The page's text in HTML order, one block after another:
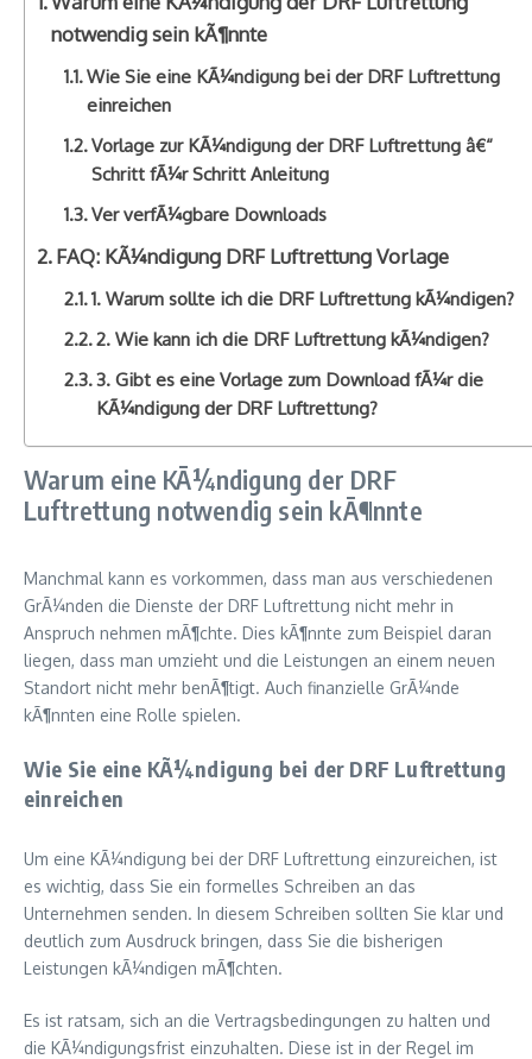
notwendig sein kÃ¶nnte
Wie Sie eine KÃ¼ndigung bei der DRF Luftrettung
einreichen
Vorlage zur KÃ¼ndigung der DRF Luftrettung â€“
Schritt fÃ¼r Schritt Anleitung
Ver verfÃ¼gbare Downloads
FAQ: KÃ¼ndigung DRF Luftrettung Vorlage
1. Warum sollte ich die DRF Luftrettung kÃ¼ndigen?
2. Wie kann ich die DRF Luftrettung kÃ¼ndigen?
3. Gibt es eine Vorlage zum Download fÃ¼r die
KÃ¼ndigung der DRF Luftrettung?
Warum eine KÃ¼ndigung der DRF
Luftrettung notwendig sein kÃ¶nnte
Manchmal kann es vorkommen, dass man aus verschiedenen
GrÃ¼nden die Dienste der DRF Luftrettung nicht mehr in
Anspruch nehmen mÃ¶chte. Dies kÃ¶nnte zum Beispiel daran
liegen, dass man umzieht und die Leistungen an einem neuen
Standort nicht mehr benÃ¶tigt. Auch finanzielle GrÃ¼nde
kÃ¶nnten eine Rolle spielen.
Wie Sie eine KÃ¼ndigung bei der DRF Luftrettung
einreichen
Um eine KÃ¼ndigung bei der DRF Luftrettung einzureichen, ist
es wichtig, dass Sie ein formelles Schreiben an das
Unternehmen senden. In diesem Schreiben sollten Sie klar und
deutlich zum Ausdruck bringen, dass Sie die bisherigen
Leistungen kÃ¼ndigen mÃ¶chten.
Es ist ratsam, sich an die Vertragsbedingungen zu halten und
die KÃ¼ndigungsfrist einzuhalten. Diese ist in der Regel im